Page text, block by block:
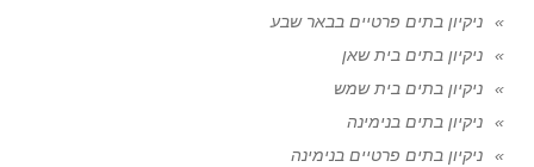
ניקיון בתים פרטיים בבאר שבע
ניקיון בתים בית שאן
ניקיון בתים בית שמש
ניקיון בתים בנימינה
ניקיון בתים פרטיים בנימינה